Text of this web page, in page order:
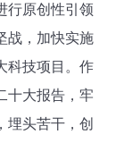
行原创性引领
战，加快实施
科技项目。作
十大报告，牢
埋头苦干，创